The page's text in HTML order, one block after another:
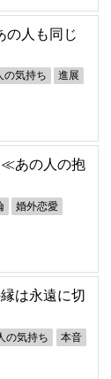
人も同じ
の気持ち 進展
あの人の抱
婚外恋愛
は永遠に切
の気持ち 本音